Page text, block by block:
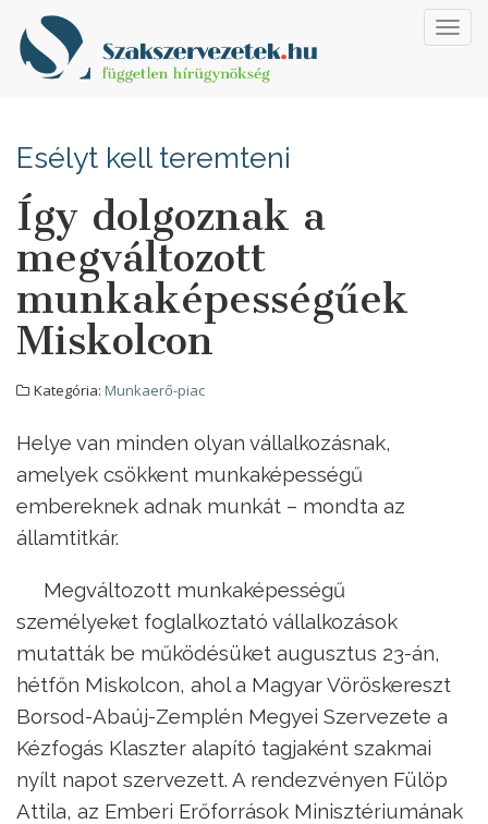
Esélyt kell teremteni
Így dolgoznak a
megváltozott
munkaképességűek
Miskolcon
Kategória: Munkaerő-piac
Helye van minden olyan vállalkozásnak,
amelyek csökkent munkaképességű
embereknek adnak munkát – mondta az
államtitkár.
Megváltozott munkaképességű
személyeket foglalkoztató vállalkozások
mutatták be működésüket augusztus 23-án,
hétfőn Miskolcon, ahol a Magyar Vöröskereszt
Borsod-Abaúj-Zemplén Megyei Szervezete a
Kézfogás Klaszter alapító tagjaként szakmai
nyílt napot szervezett. A rendezvényen Fülöp
Attila, az Emberi Erőforrások Minisztériumának